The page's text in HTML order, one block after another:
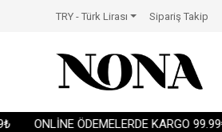
ONLİNE ÖDEMELERDE KARGO 99.99₺
TRY - Türk Lirası Sipariş Takip